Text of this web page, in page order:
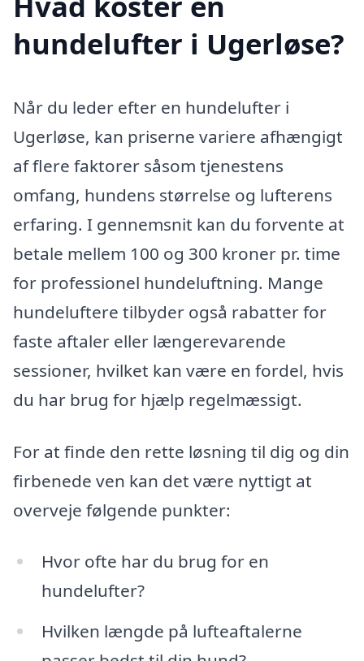
hundelufter i Ugerløse?
Når du leder efter en hundelufter i
Ugerløse, kan priserne variere afhængigt
af flere faktorer såsom tjenestens
omfang, hundens størrelse og lufterens
erfaring. I gennemsnit kan du forvente at
betale mellem 100 og 300 kroner pr. time
for professionel hundeluftning. Mange
hundeluftere tilbyder også rabatter for
faste aftaler eller længerevarende
sessioner, hvilket kan være en fordel, hvis
du har brug for hjælp regelmæssigt.
For at finde den rette løsning til dig og din
firbenede ven kan det være nyttigt at
overveje følgende punkter:
Hvor ofte har du brug for en
hundelufter?
Hvilken længde på lufteaftalerne